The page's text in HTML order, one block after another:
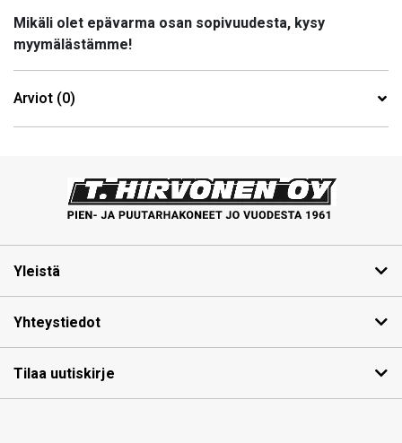
Mikäli olet epävarma osan sopivuudesta, kysy
myymälästämme!
Arviot (0)
Yleistä
Yhteystiedot
Tilaa uutiskirje